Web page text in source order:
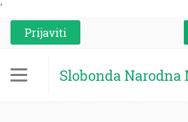
'
Prijaviti
Slobonda